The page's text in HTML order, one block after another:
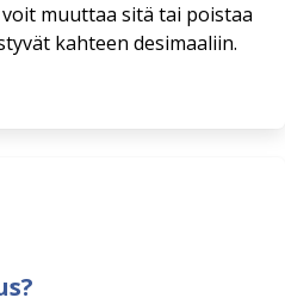
muuttaa sitä tai poistaa
kahteen desimaaliin.